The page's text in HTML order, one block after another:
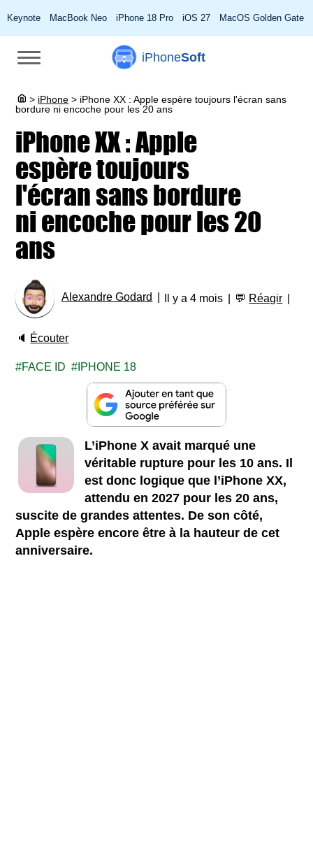
Keynote MacBook Neo iPhone 18 Pro iOS 27 MacOS Golden Gate
iPhoneSoft
> iPhone > iPhone XX : Apple espère toujours l'écran sans
bordure ni encoche pour les 20 ans
iPhone XX : Apple
espère toujours
l'écran sans bordure
ni encoche pour les 20
ans
Alexandre Godard Il y a 4 mois 💬 Réagir
🔈 Écouter
FACE ID IPHONE 18
L’iPhone X avait marqué une
véritable rupture pour les 10 ans. Il
est donc logique que l’iPhone XX,
attendu en 2027 pour les 20 ans,
suscite de grandes attentes. De son côté,
Apple espère encore être à la hauteur de cet
anniversaire.